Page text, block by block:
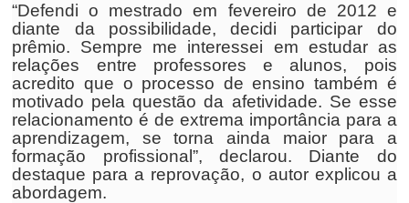
“Defendi o mestrado em fevereiro de 2012 e
diante da possibilidade, decidi participar do
prêmio. Sempre me interessei em estudar as
relações entre professores e alunos, pois
acredito que o processo de ensino também é
motivado pela questão da afetividade. Se esse
relacionamento é de extrema importância para a
aprendizagem, se torna ainda maior para a
formação profissional”, declarou. Diante do
destaque para a reprovação, o autor explicou a
abordagem.